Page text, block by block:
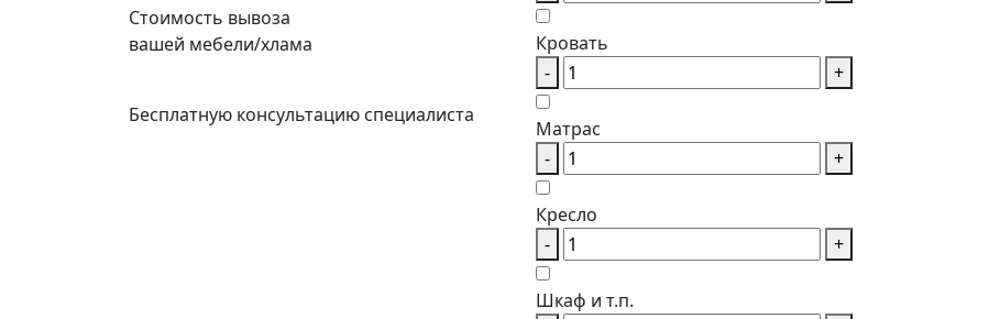
Cтоимость вывоза
вашей мебели/хлама
Бесплатную консультацию специалиста
Кровать
-
+
Матрас
-
+
Кресло
-
+
Шкаф и т.п.